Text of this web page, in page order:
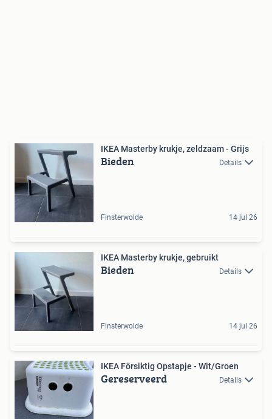
IKEA Masterby krukje, zeldzaam - Grijs
Bieden Details
Finsterwolde 14 jul 26
IKEA Masterby krukje, gebruikt
Bieden Details
Finsterwolde 14 jul 26
IKEA Försiktig Opstapje - Wit/Groen
Gereserveerd Details